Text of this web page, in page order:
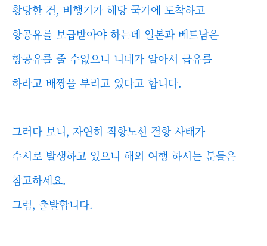
황당한 건, 비행기가 해당 국가에 도착하고
항공유를 보급받아야 하는데 일본과 베트남은
항공유를 줄 수없으니 니네가 알아서 급유를
하라고 배짱을 부리고 있다고 합니다.
그러다 보니, 자연히 직항노선 결항 사태가
수시로 발생하고 있으니 해외 여행 하시는 분들은
참고하세요.
그럼, 출발합니다.